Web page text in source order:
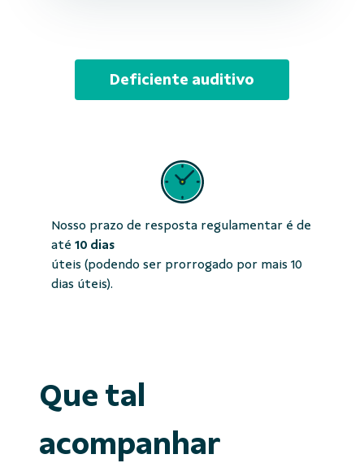
Deficiente auditivo
Nosso prazo de resposta regulamentar é de
até 10 dias
úteis (podendo ser prorrogado por mais 10
dias úteis).
Que tal
acompanhar